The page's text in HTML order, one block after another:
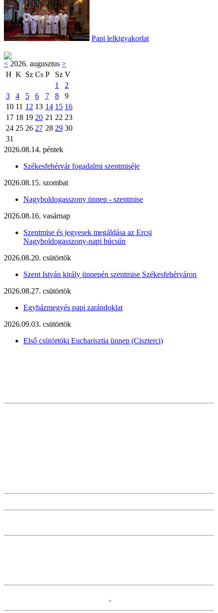
Papi lelkigyakorlat
< 2026. augusztus >
H K Sz Cs P Sz V
1
2
3
4 5 6 7 8
9
10 11 12 13 14 15 16
17 18 19 20 21 22 23
24 25 26 27 28 29 30
31
2026.08.14. péntek
Székesfehérvár fogadalmi szentmiséje
2026.08.15. szombat
Nagyboldogasszony ünnep - szentmise
2026.08.16. vasárnap
Szentmise és jegyesek megáldása az Ercsi
Nagyboldogasszony-napi búcsún
2026.08.20. csütörtök
Szent István király ünnepén szentmise Székesfehérváron
2026.08.27. csütörtök
Egyházmegyés papi zarándoklat
2026.09.03. csütörtök
Első csütörtöki Eucharisztia ünnep (Ciszterci)